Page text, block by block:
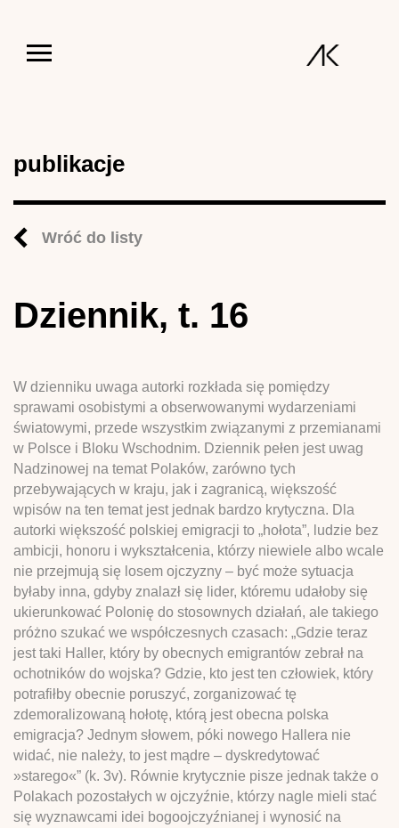
publikacje
Wróć do listy
Dziennik, t. 16
W dzienniku uwaga autorki rozkłada się pomiędzy
sprawami osobistymi a obserwowanymi wydarzeniami
światowymi, przede wszystkim związanymi z przemianami
w Polsce i Bloku Wschodnim. Dziennik pełen jest uwag
Nadzinowej na temat Polaków, zarówno tych
przebywających w kraju, jak i zagranicą, większość
wpisów na ten temat jest jednak bardzo krytyczna. Dla
autorki większość polskiej emigracji to „hołota”, ludzie bez
ambicji, honoru i wykształcenia, którzy niewiele albo wcale
nie przejmują się losem ojczyzny – być może sytuacja
byłaby inna, gdyby znalazł się lider, któremu udałoby się
ukierunkować Polonię do stosownych działań, ale takiego
próżno szukać we współczesnych czasach: „Gdzie teraz
jest taki Haller, który by obecnych emigrantów zebrał na
ochotników do wojska? Gdzie, kto jest ten człowiek, który
potrafiłby obecnie poruszyć, zorganizować tę
zdemoralizowaną hołotę, którą jest obecna polska
emigracja? Jednym słowem, póki nowego Hallera nie
widać, nie należy, to jest mądre – dyskredytować
»starego«” (k. 3v). Równie krytycznie pisze jednak także o
Polakach pozostałych w ojczyźnie, którzy nagle mieli stać
się wyznawcami idei bogoojczyźnianej i wynosić na